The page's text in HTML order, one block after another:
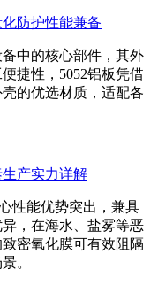
防护性能兼备
中的核心部件，其外
捷性，5052铝板凭借
的优选材质，适配各
产实力详解
性能优势突出，兼具
，在海水、盐雾等恶
密氧化膜可有效阻隔
。